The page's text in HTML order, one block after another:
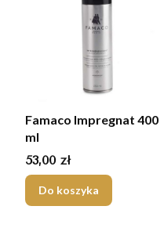
Famaco Impregnat 400
ml
Cena
53,00 zł
Do koszyka